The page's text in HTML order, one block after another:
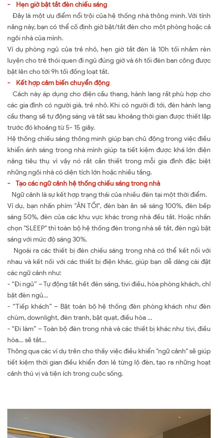
- Hẹn giờ bật tắt đèn chiếu sáng
Đây là một ưu điểm nổi trội của hệ thống nhà thông minh. Với tính
năng này, bạn có thể cố định giờ bật/tắt đèn cho một phòng hoặc cả
ngôi nhà của mình.
Ví dụ phòng ngủ của trẻ nhỏ, hẹn giờ tắt đèn là 10h tối nhằm rèn
luyện cho trẻ thói quen đi ngủ đúng giờ và 6h tối đèn ban công được
bật lên cho tới 9h tối đồng loạt tắt.
- Kết hợp cảm biến chuyển động
Cách này áp dụng cho điện cầu thang, hành lang rất phù hợp cho
các gia đình có người già, trẻ nhỏ. Khi có người đi tới, đèn hành lang
cầu thang sẽ tự động sáng và tắt sau khoảng thời gian được thiết lập
trước đó khoảng từ 5- 15 giây.
Hệ thống chiếu sáng thông minh giúp bạn chủ động trong việc điều
khiển ánh sáng trong nhà mình giúp ta tiết kiệm được khá lớn điện
năng tiêu thụ vì vậy nó rất cần thiết trong mỗi gia đình đặc biệt
những ngôi nhà có diện tích lớn hoặc nhiều tầng.
- Tạo các ngữ cảnh hệ thống chiếu sáng trong nhà
Ngữ cảnh là sự kết hợp trạng thái của nhiều đèn tại một thời điểm.
Ví dụ, bạn nhấn phím "ĂN TỐI", đèn bàn ăn sẽ sáng 100%, đèn bếp
sáng 50%, đèn của các khu vực khác trong nhà đều tắt. Hoặc nhấn
chọn "SLEEP" thì toàn bộ hệ thống đèn trong nhà sẽ tắt, đèn ngủ bật
sáng với mức độ sáng 30%.
Ngoài ra các thiết bị đèn chiếu sáng trong nhà có thể kết nối với
nhau và kết nối với các thiết bị điện khác, giúp bạn dễ dàng cài đặt
các ngữ cảnh như:
- “Đi ngủ” – Tự động tắt hết đèn sáng, tivi điều, hòa phòng khách, chỉ
bật đèn ngủ…
- “Tiếp khách” – Bật toàn bộ hệ thống đèn phòng khách như đèn
chùm, downlight, đèn tranh, bật quạt, điều hòa …
- “Đi làm” – Toàn bộ đèn trong nhà và các thiết bị khác như tivi, điều
hòa… sẽ tắt…
Thông qua các ví dụ trên cho thấy việc điều khiển "ngữ cảnh" sẽ giúp
tiết kiệm thời gian điều khiển đơn lẻ từng lộ đèn, tạo ra những hoạt
cảnh thú vị và tiện ích trong cuộc sống.